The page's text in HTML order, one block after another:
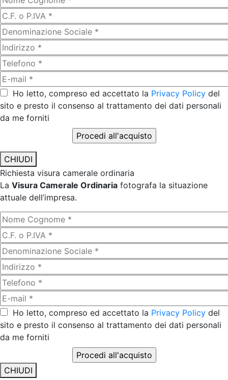
Ho letto, compreso ed accettato la Privacy Policy del
sito e presto il consenso al trattamento dei dati personali
da me forniti
CHIUDI
Richiesta visura camerale ordinaria
La Visura Camerale Ordinaria fotografa la situazione
attuale dell’impresa.
Ho letto, compreso ed accettato la Privacy Policy del
sito e presto il consenso al trattamento dei dati personali
da me forniti
CHIUDI